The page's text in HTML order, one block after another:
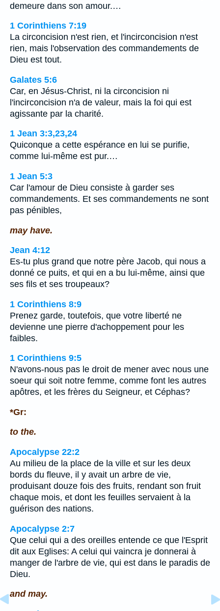
demeure dans son amour.…
1 Corinthiens 7:19
La circoncision n'est rien, et l'incirconcision n'est
rien, mais l'observation des commandements de
Dieu est tout.
Galates 5:6
Car, en Jésus-Christ, ni la circoncision ni
l'incirconcision n'a de valeur, mais la foi qui est
agissante par la charité.
1 Jean 3:3,23,24
Quiconque a cette espérance en lui se purifie,
comme lui-même est pur.…
1 Jean 5:3
Car l'amour de Dieu consiste à garder ses
commandements. Et ses commandements ne sont
pas pénibles,
may have.
Jean 4:12
Es-tu plus grand que notre père Jacob, qui nous a
donné ce puits, et qui en a bu lui-même, ainsi que
ses fils et ses troupeaux?
1 Corinthiens 8:9
Prenez garde, toutefois, que votre liberté ne
devienne une pierre d'achoppement pour les
faibles.
1 Corinthiens 9:5
N'avons-nous pas le droit de mener avec nous une
soeur qui soit notre femme, comme font les autres
apôtres, et les frères du Seigneur, et Céphas?
*Gr:
to the.
Apocalypse 22:2
Au milieu de la place de la ville et sur les deux
bords du fleuve, il y avait un arbre de vie,
produisant douze fois des fruits, rendant son fruit
chaque mois, et dont les feuilles servaient à la
guérison des nations.
Apocalypse 2:7
Que celui qui a des oreilles entende ce que l'Esprit
dit aux Eglises: A celui qui vaincra je donnerai à
manger de l'arbre de vie, qui est dans le paradis de
Dieu.
and may.